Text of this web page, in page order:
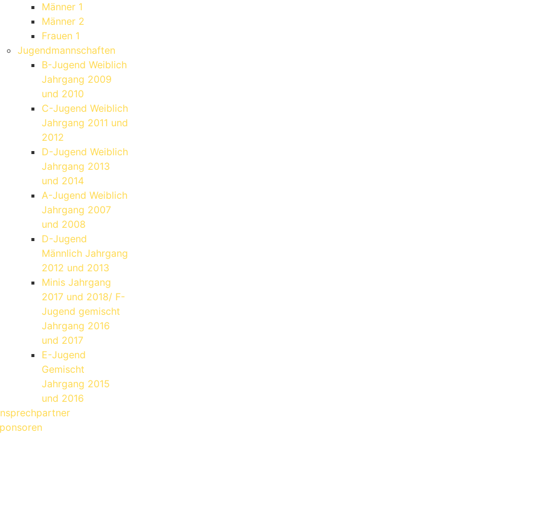
Männer 1
Männer 2
Frauen 1
Jugendmannschaften
B-Jugend Weiblich
Jahrgang 2009
und 2010
C-Jugend Weiblich
Jahrgang 2011 und
2012
D-Jugend Weiblich
Jahrgang 2013
und 2014
A-Jugend Weiblich
Jahrgang 2007
und 2008
D-Jugend
Männlich Jahrgang
2012 und 2013
Minis Jahrgang
2017 und 2018/ F-
Jugend gemischt
Jahrgang 2016
und 2017
E-Jugend
Gemischt
Jahrgang 2015
und 2016